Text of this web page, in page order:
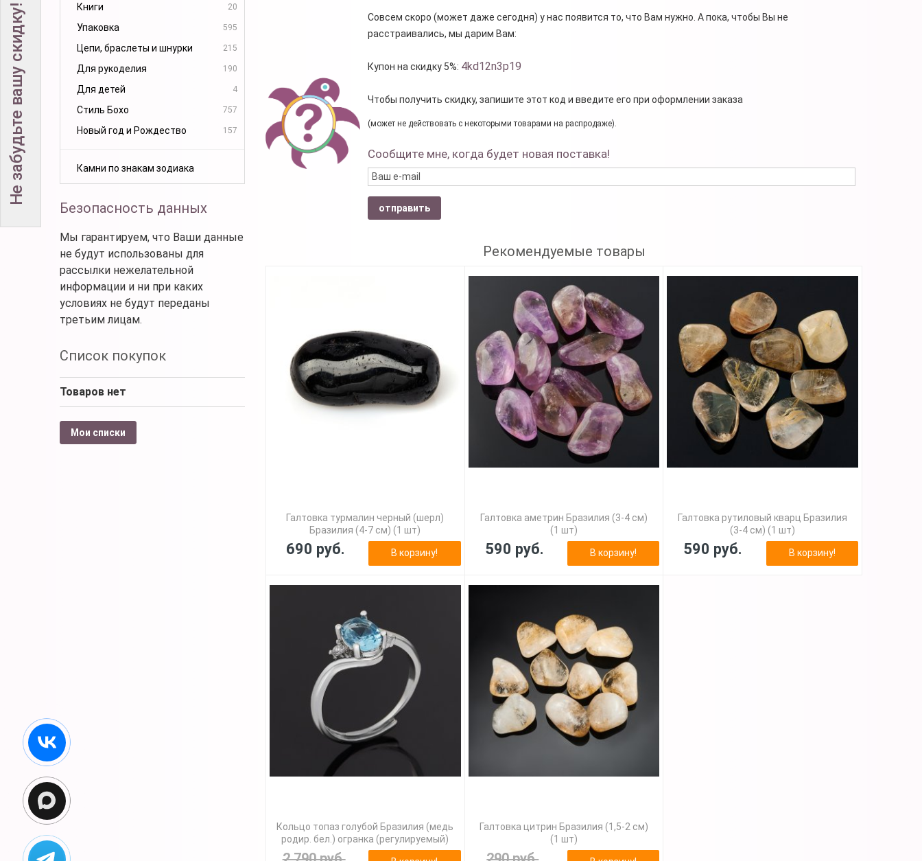
Книги 20
Упаковка 595
Цепи, браслеты и шнурки 215
Для рукоделия 190
Для детей 4
Стиль Бохо 757
Новый год и Рождество 157
Камни по знакам зодиака
Безопасность данных
Мы гарантируем, что Ваши данные
не будут использованы для
рассылки нежелательной
информации и ни при каких
условиях не будут переданы
третьим лицам.
Список покупок
Товаров нет
Мои списки
Совсем скоро (может даже сегодня) у нас появится то, что Вам нужно. А пока, чтобы Вы не
расстраивались, мы дарим Вам:
Купон на скидку 5%: 4kd12n3p19
Чтобы получить скидку, запишите этот код и введите его при оформлении заказа
(может не действовать с некоторыми товарами на распродаже).
Сообщите мне, когда будет новая поставка!
отправить
Рекомендуемые товары
Галтовка турмалин черный (шерл)
Бразилия (4-7 см) (1 шт)
690 руб. В корзину!
Галтовка аметрин Бразилия (3-4 см)
(1 шт)
590 руб. В корзину!
Галтовка рутиловый кварц Бразилия
(3-4 см) (1 шт)
590 руб. В корзину!
Кольцо топаз голубой Бразилия (медь
родир. бел.) огранка (регулируемый)
Галтовка цитрин Бразилия (1,5-2 см)
(1 шт)
Не забудьте вашу скидку!